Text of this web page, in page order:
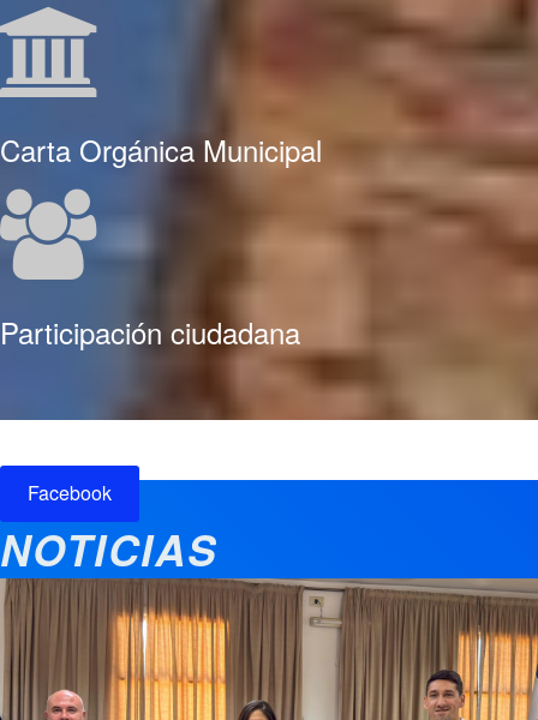
Carta Orgánica Municipal
Participación ciudadana
Facebook
NOTICIAS